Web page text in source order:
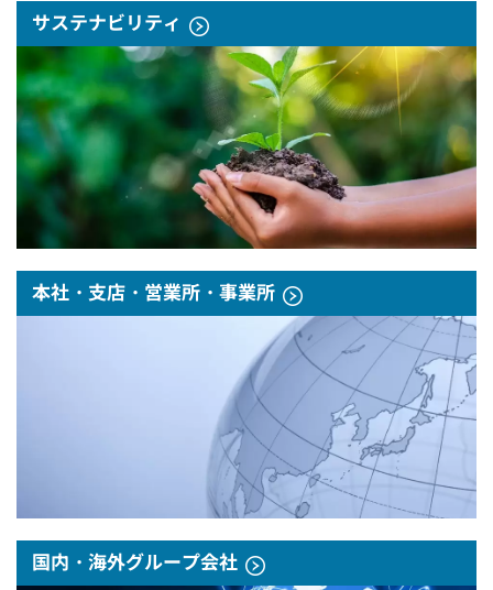
サステナビリティ
本社・支店・営業所・事業所
国内・海外グループ会社